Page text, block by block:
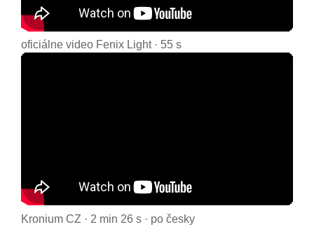
oficiálne video Fenix Light · 55 s
Kronium CZ · 2 min 26 s · po česky